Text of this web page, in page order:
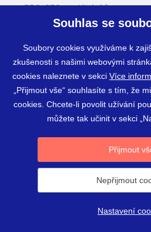
PPC, SEO, sociální sítě
Kontakt
Martin
737 287
Souhlas se
Soubory cookies využíváme k
zkušenosti s našimi webovými
cookies naleznete v sekci Více
„Přijmout vše“ souhlasíte s tím, že
cookies. Chcete-li povolit užívání
můžete tak učinit v sekci
Přijmout
Nepřijmout
Nastavení